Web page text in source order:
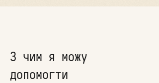
З чим я можу
допомогти